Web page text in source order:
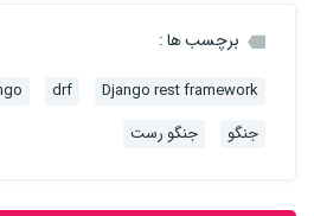
برچسب ها :
Django rest framework
drf
جنگو
جنگو رست